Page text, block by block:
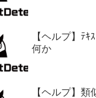
【ヘルプ】ﾃｷ
何か
【ヘルプ】類